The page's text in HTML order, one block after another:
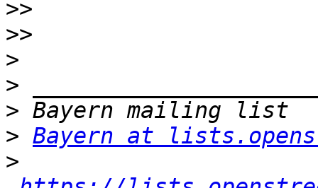
>>
>>
>
>
>
> Bayern at
>